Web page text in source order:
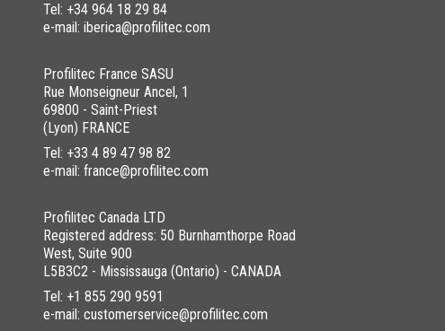
Tel: +34 964 18 29 84
e-mail: iberica@profilitec.com
Profilitec France SASU
Rue Monseigneur Ancel, 1
69800 - Saint-Priest
(Lyon) FRANCE
Tel: +33 4 89 47 98 82
e-mail: france@profilitec.com
Profilitec Canada LTD
Registered address: 50 Burnhamthorpe Road
West, Suite 900
L5B3C2 - Mississauga (Ontario) - CANADA
Tel: +1 855 290 9591
e-mail: customerservice@profilitec.com